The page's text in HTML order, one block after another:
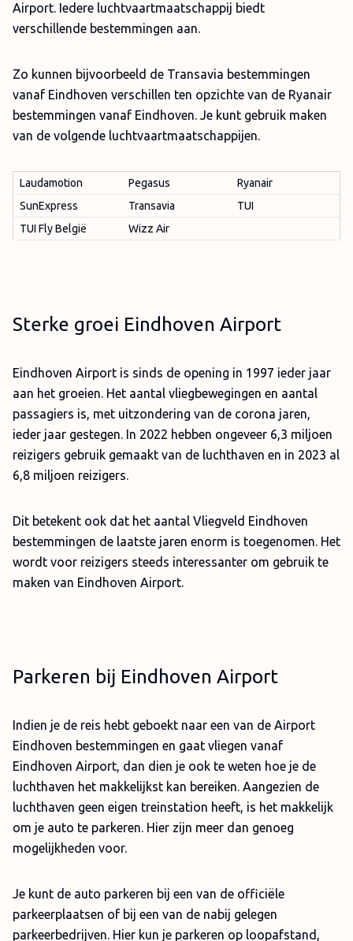
Airport. Iedere luchtvaartmaatschappij biedt
verschillende bestemmingen aan.
Zo kunnen bijvoorbeeld de Transavia bestemmingen
vanaf Eindhoven verschillen ten opzichte van de Ryanair
bestemmingen vanaf Eindhoven. Je kunt gebruik maken
van de volgende luchtvaartmaatschappijen.
Laudamotion Pegasus
Ryanair
SunExpress
Transavia
TUI
TUI Fly België
Wizz Air
Sterke groei Eindhoven Airport
Eindhoven Airport is sinds de opening in 1997 ieder jaar
aan het groeien. Het aantal vliegbewegingen en aantal
passagiers is, met uitzondering van de corona jaren,
ieder jaar gestegen. In 2022 hebben ongeveer 6,3 miljoen
reizigers gebruik gemaakt van de luchthaven en in 2023 al
6,8 miljoen reizigers.
Dit betekent ook dat het aantal Vliegveld Eindhoven
bestemmingen de laatste jaren enorm is toegenomen. Het
wordt voor reizigers steeds interessanter om gebruik te
maken van Eindhoven Airport.
Parkeren bij Eindhoven Airport
Indien je de reis hebt geboekt naar een van de Airport
Eindhoven bestemmingen en gaat vliegen vanaf
Eindhoven Airport, dan dien je ook te weten hoe je de
luchthaven het makkelijkst kan bereiken. Aangezien de
luchthaven geen eigen treinstation heeft, is het makkelijk
om je auto te parkeren. Hier zijn meer dan genoeg
mogelijkheden voor.
Je kunt de auto parkeren bij een van de officiële
parkeerplaatsen of bij een van de nabij gelegen
parkeerbedrijven. Hier kun je parkeren op loopafstand,